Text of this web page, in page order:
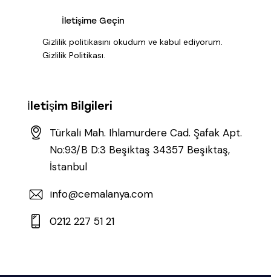
Gizlilik politikasını okudum ve kabul ediyorum.
Gizlilik Politikası.
İletişim Bilgileri
Türkali Mah. Ihlamurdere Cad. Şafak Apt.
No:93/B D:3 Beşiktaş 34357 Beşiktaş,
İstanbul
info@cemalanya.com
0212 227 51 21